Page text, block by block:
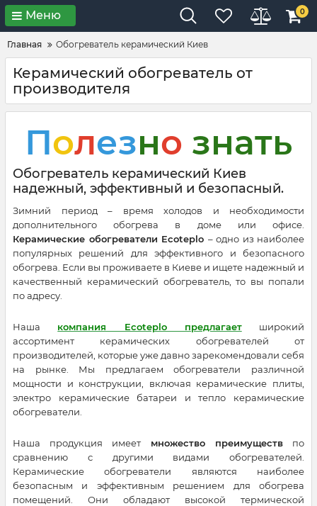
Меню 0
Главная Обогреватель керамический Киев
Керамический обогреватель от
производителя
Полезно знать
Обогреватель керамический Киев
надежный, эффективный и безопасный.
Зимний период – время холодов и необходимости
дополнительного обогрева в доме или офисе.
Керамические обогреватели Ecoteplo – одно из наиболее
популярных решений для эффективного и безопасного
обогрева. Если вы проживаете в Киеве и ищете надежный и
качественный керамический обогреватель, то вы попали
по адресу.
Наша компания Ecoteplo предлагаетширокий
ассортимент керамических обогревателей от
производителей, которые уже давно зарекомендовали себя
на рынке. Мы предлагаем обогреватели различной
мощности и конструкции, включая керамические плиты,
электро керамические батареи и тепло керамические
обогреватели.
Наша продукция имеет множество преимуществпо
сравнению с другими видами обогревателей.
Керамические обогреватели являются наиболее
безопасным и эффективным решением для обогрева
помещений. Они обладают высокой термической